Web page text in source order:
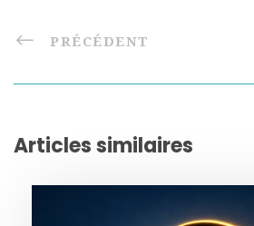
PRÉCÉDENT
Articles similaires